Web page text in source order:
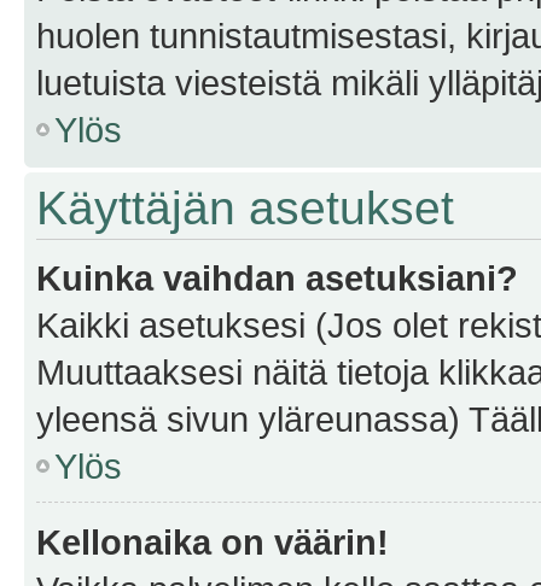
huolen tunnistautmisestasi,
luetuista viesteistä mikäli
Ylös
Käyttäjän asetukset
Kuinka vaihdan asetuksiani?
Kaikki asetuksesi (Jos olet
Muuttaaksesi näitä tietoja
yleensä sivun yläreunassa)
Ylös
Kellonaika on väärin!